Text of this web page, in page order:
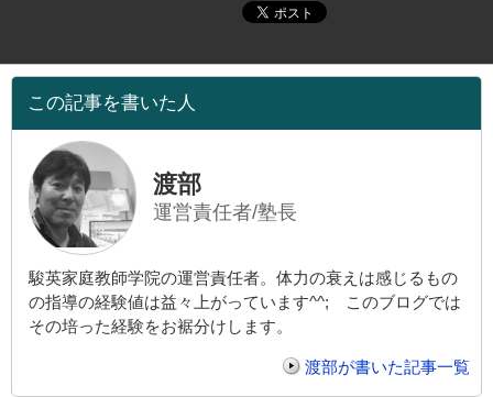
この記事を書いた人
渡部
運営責任者/塾長
駿英家庭教師学院の運営責任者。体力の衰えは感じるもの
の指導の経験値は益々上がっています^^; このブログでは
その培った経験をお裾分けします。
渡部が書いた記事一覧